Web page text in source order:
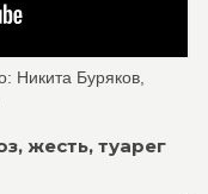
Никита Буряков,
жесть, туарег